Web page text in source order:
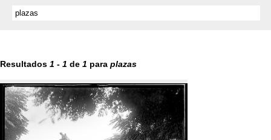
Resultados 1 - 1 de 1 para plazas